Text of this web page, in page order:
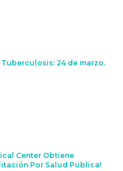
24 de marzo.
Center Obtiene
Por Salud Publica!